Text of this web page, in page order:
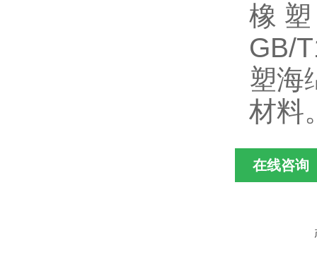
橡
GB/
塑海
材料
在线咨询